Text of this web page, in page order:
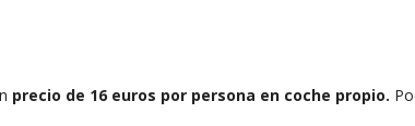
precio de 16 euros por persona en coche propio.